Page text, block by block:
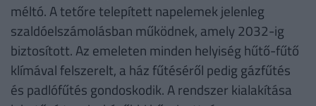
méltó. A tetőre telepített napelemek jelenleg
szaldóelszámolásban működnek, amely 2032-ig
biztosított. Az emeleten minden helyiség hűtő-fűtő
klímával felszerelt, a ház fűtéséről pedig gázfűtés
és padlófűtés gondoskodik. A rendszer kialakítása